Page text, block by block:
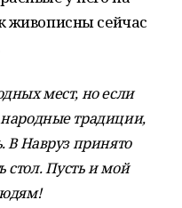
живописны сейчас
мест, но если
народные традиции,
В Навруз принято
стол. Пусть и мой